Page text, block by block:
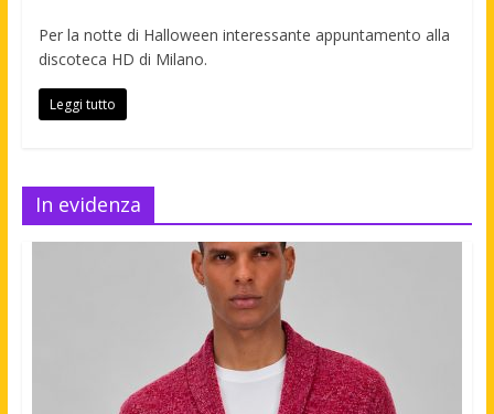
Per la notte di Halloween interessante appuntamento alla
discoteca HD di Milano.
Leggi tutto
In evidenza